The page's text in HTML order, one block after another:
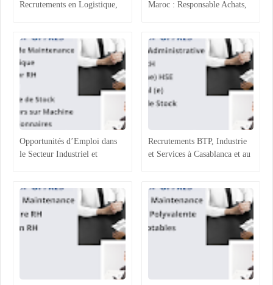
Recrutements en Logistique,
Maroc : Responsable Achats,
Opportunités d’Emploi dans
le Secteur Industriel et
Casablanca et Hassi Ameur
Recrutements BTP, Industrie
et Services à Casablanca et au